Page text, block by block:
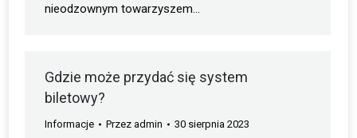
nieodzownym towarzyszem…
Gdzie może przydać się system
biletowy?
Informacje Przez admin 30 sierpnia 2023